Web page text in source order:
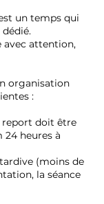
un temps qui
avec attention,
organisation
:
report doit être
heures à
tardive (moins de
la séance